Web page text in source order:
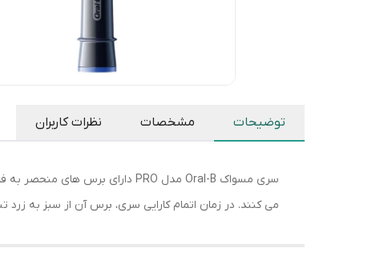
توضیحات مشخصات نظرات کاربران
می کنند. در زمان اتمام کارایی سری، برس آن از سبز به زرد